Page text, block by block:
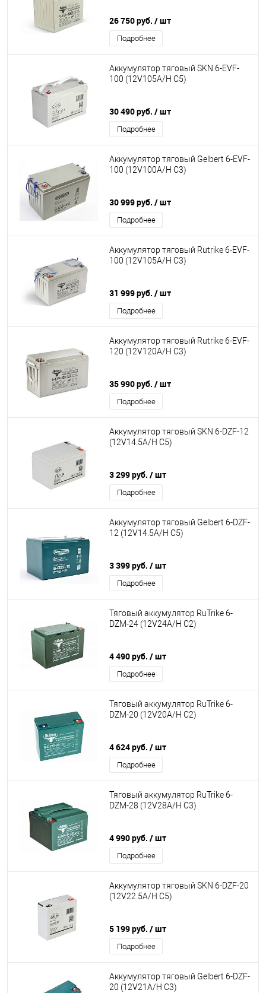
26 750 руб. / шт
Подробнее
Аккумулятор тяговый SKN 6-EVF-
100 (12V105A/H C5)
30 490 руб. / шт
Подробнее
Аккумулятор тяговый Gelbert 6-EVF-
100 (12V100A/H C3)
30 999 руб. / шт
Подробнее
Аккумулятор тяговый Rutrike 6-EVF-
100 (12V105A/H C3)
31 999 руб. / шт
Подробнее
Аккумулятор тяговый Rutrike 6-EVF-
120 (12V120A/H C3)
35 990 руб. / шт
Подробнее
Аккумулятор тяговый SKN 6-DZF-12
(12V14.5A/H C5)
3 299 руб. / шт
Подробнее
Аккумулятор тяговый Gelbert 6-DZF-
12 (12V14.5A/H C5)
3 399 руб. / шт
Подробнее
Тяговый аккумулятор RuTrike 6-
DZM-24 (12V24A/H C2)
4 490 руб. / шт
Подробнее
Тяговый аккумулятор RuTrike 6-
DZM-20 (12V20A/H C2)
4 624 руб. / шт
Подробнее
Тяговый аккумулятор RuTrike 6-
DZM-28 (12V28A/H C3)
4 990 руб. / шт
Подробнее
Аккумулятор тяговый SKN 6-DZF-20
(12V22.5A/H C5)
5 199 руб. / шт
Подробнее
Аккумулятор тяговый Gelbert 6-DZF-
20 (12V21A/H C3)